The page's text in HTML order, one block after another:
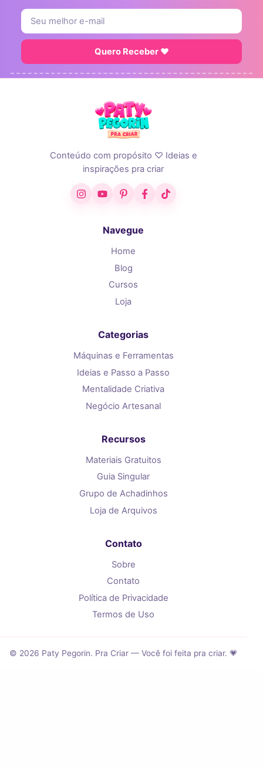
Quero Receber ♥
Conteúdo com propósito ♡ Ideias e
inspirações pra criar
InstagramYouTubePinterestFacebook
TikTok
Navegue
Home
Blog
Cursos
Loja
Categorias
Máquinas e Ferramentas
Ideias e Passo a Passo
Mentalidade Criativa
Negócio Artesanal
Recursos
Materiais Gratuitos
Guia Singular
Grupo de Achadinhos
Loja de Arquivos
Contato
Sobre
Contato
Política de Privacidade
Termos de Uso
© 2026 Paty Pegorin. Pra Criar — Você foi feita pra criar. 💗